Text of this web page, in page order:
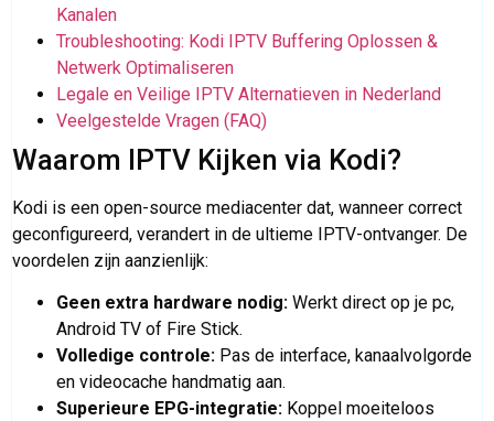
Kanalen
Troubleshooting: Kodi IPTV Buffering Oplossen &
Netwerk Optimaliseren
Legale en Veilige IPTV Alternatieven in Nederland
Veelgestelde Vragen (FAQ)
Waarom IPTV Kijken via Kodi?
Kodi is een open-source mediacenter dat, wanneer correct
geconfigureerd, verandert in de ultieme IPTV-ontvanger. De
voordelen zijn aanzienlijk:
Geen extra hardware nodig: Werkt direct op je pc,
Android TV of Fire Stick.
Volledige controle: Pas de interface, kanaalvolgorde
en videocache handmatig aan.
Superieure EPG-integratie: Koppel moeiteloos